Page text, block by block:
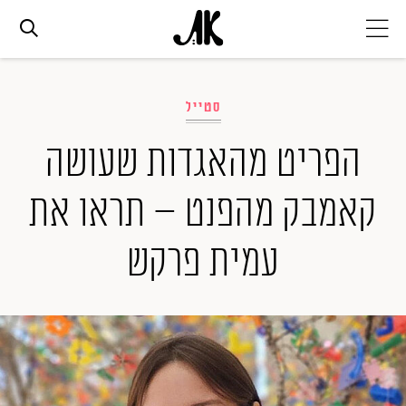
אופנה
ביוטי
סלבס
ערוצים נוספים
המגזין
סטייל
הפריט מהאגדות שעושה
קאמבק מהפנט – תראו את
עמית פרקש